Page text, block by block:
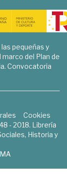
pequeñas y
del Plan de
Convocatoria
Cookies
- 2018. Librería
Historia y